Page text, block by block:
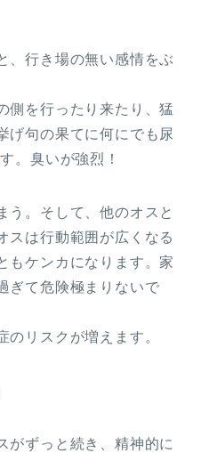
行き場の無い感情をぶ
側を行ったり来たり、猛
げ句の果てに何にでも尿
。臭いが強烈！
。そして、他のオスと
スは行動範囲が広くなる
もケンカになります。家
ぎて危険極まりないで
リスクが増えます。
ずっと続き、精神的に